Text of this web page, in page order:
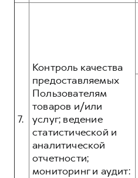
7.
Контроль качества
предоставляемых
Пользователям
товаров и/или
услуг; ведение
статистической и
аналитической
отчетности;
мониторинг и аудит: